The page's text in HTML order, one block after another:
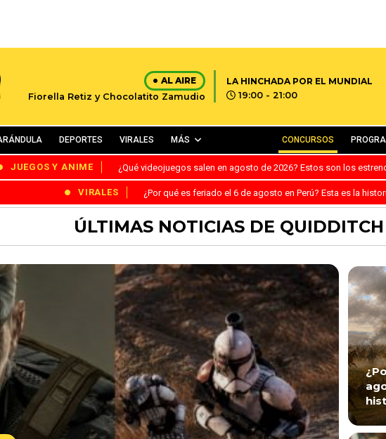
AL AIRE
Fiorella Retiz y Chocolatito Zamudio
LA HINCHADA POR EL MUNDIAL
19:00 - 21:00
DEPORTES VIRALES MÁS CONCURSOS
JUEGOS Y ANIME ¿Qué videojuegos salen en agosto de 2026? Estos son los
VIRALES ¿Por qué es feriado el 6 de agosto en Perú? Esta es la
ÚLTIMAS NOTICIAS DE QUIDDITCH